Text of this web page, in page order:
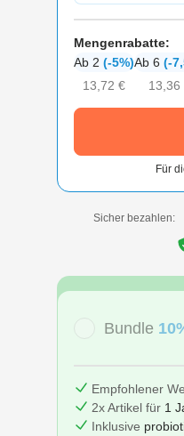
Mengenrabatte:
Ab 2 (-5%)
13,72 €
Ab 6 (-
13,36
Für
Sicher bezahlen:
Bundle
Empfohlener
2x Artikel für 1
Inklusive